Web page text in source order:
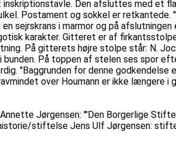
Den afsluttes med et
Postament og sokkel er
sejrskrans i marmor og på
karakter. Gitteret er af
På gitterets højre stolpe står: N.
På toppen af stelen ses spor
''Baggrunden for denne
over Houmann er ikke længere
Jørgensen: '''Den Borgerlige
stiftelse Jens Ulf Jørgensen: